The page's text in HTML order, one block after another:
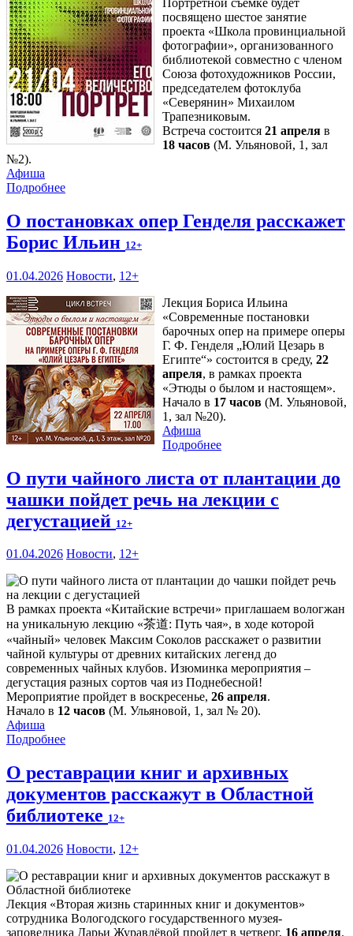
посвящено шестое занятие
проекта «Школа провинциальной
фотографии», организованного
библиотекой совместно с членом
Союза фотохудожников России,
председателем фотоклуба
«Северянин» Михаилом
Трапезниковым.
Встреча состоится 21 апреля в
18 часов (М. Ульяновой, 1, зал
№2).
Афиша
Подробнее
О постановках опер Генделя расскажет
Борис Ильин 12+
01.04.2026 Новости, 12+
Лекция Бориса Ильина
«Современные постановки
барочных опер на примере оперы
Г. Ф. Генделя „Юлий Цезарь в
Египте“» состоится в среду, 22
апреля, в рамках проекта
«Этюды о былом и настоящем».
Начало в 17 часов (М. Ульяновой,
1, зал №20).
Афиша
Подробнее
О пути чайного листа от плантации до
чашки пойдет речь на лекции с
дегустацией 12+
01.04.2026 Новости, 12+
В рамках проекта «Китайские встречи» приглашаем вологжан
на уникальную лекцию «茶道: Путь чая», в ходе которой
«чайный» человек Максим Соколов расскажет о развитии
чайной культуры от древних китайских легенд до
современных чайных клубов. Изюминка мероприятия –
дегустация разных сортов чая из Поднебесной!
Мероприятие пройдет в воскресенье, 26 апреля.
Начало в 12 часов (М. Ульяновой, 1, зал № 20).
Афиша
Подробнее
О реставрации книг и архивных
документов расскажут в Областной
библиотеке 12+
01.04.2026 Новости, 12+
Лекция «Вторая жизнь старинных книг и документов»
сотрудника Вологодского государственного музея-
заповедника Дарьи Журавлёвой пройдет в четверг, 16 апреля.